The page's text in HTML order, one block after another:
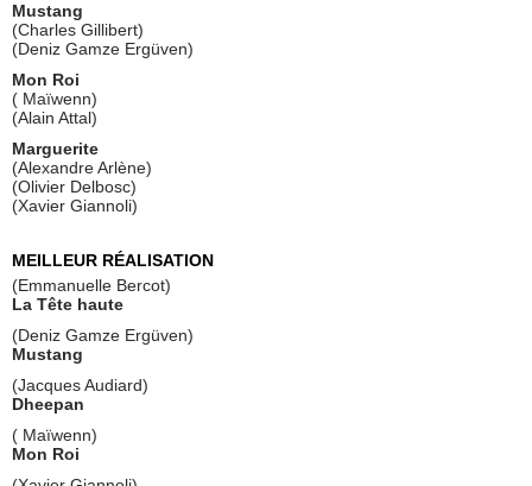
Mustang
(Charles Gillibert)
(Deniz Gamze Ergüven)
Mon Roi
( Maïwenn)
(Alain Attal)
Marguerite
(Alexandre Arlène)
(Olivier Delbosc)
(Xavier Giannoli)
MEILLEUR RÉALISATION
(Emmanuelle Bercot)
La Tête haute
(Deniz Gamze Ergüven)
Mustang
(Jacques Audiard)
Dheepan
( Maïwenn)
Mon Roi